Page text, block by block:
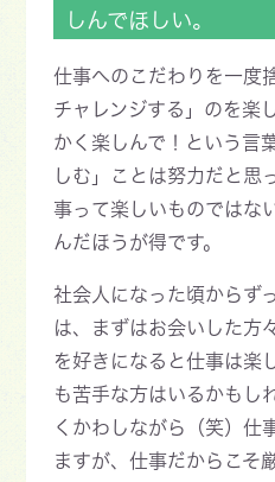
しんでほしい。
仕事へのこだわりを一度
チャレンジする」のを楽
かく楽しんで！という言
しむ」ことは努力だと思
事って楽しいものではな
んだほうが得です。
社会人になった頃からず
は、まずはお会いした方
を好きになると仕事は楽
も苦手な方はいるかもし
くかわしながら（笑）仕
ますが、仕事だからこそ